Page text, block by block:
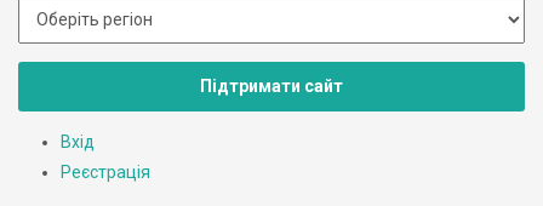
Підтримати сайт
Вхід
Реєстрація